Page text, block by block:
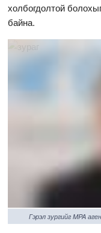
холбогдолтой
байна.
Гэрэл зургийг MPA